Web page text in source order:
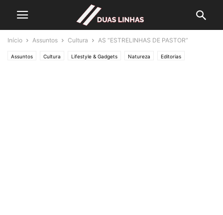
Início Assuntos Cultura AS “ESTRELINHAS DE PASTOR”
Assuntos Cultura Lifestyle & Gadgets Natureza Editorias